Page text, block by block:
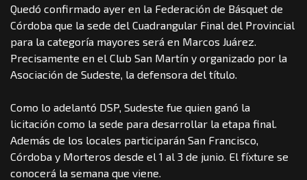
Quedó confirmado ayer en la Federación de Básquet de
Córdoba que la sede del Cuadrangular Final del Provincial
para la categoría mayores será en Marcos Juárez.
Precisamente en el Club San Martín y organizado por la
Asociación de Sudeste, la defensora del título.
Como lo adelantó DSP, Sudeste fue quien ganó la
licitación como la sede para desarrollar la etapa final.
Además de los locales participarán San Francisco,
Córdoba y Morteros desde el 1 al 3 de junio. El fíxture se
conocerá la semana que viene.